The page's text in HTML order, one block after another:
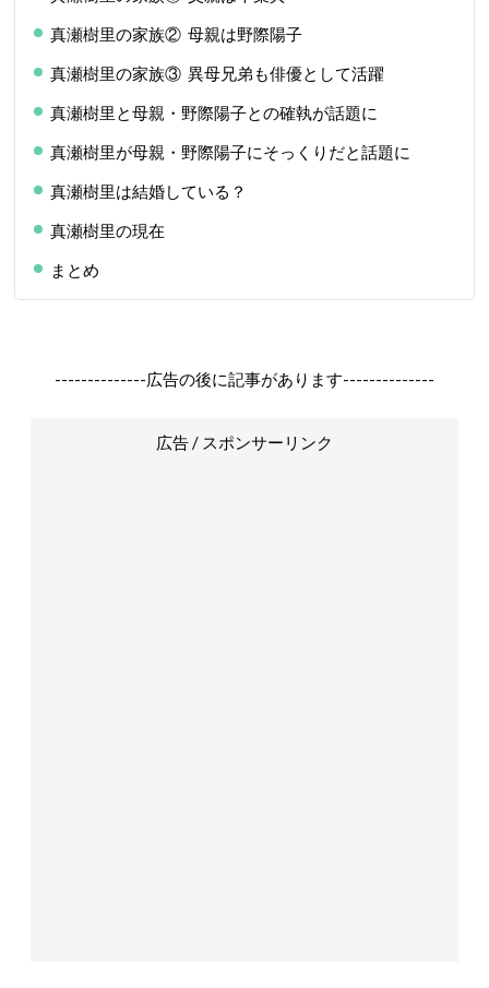
真瀬樹里の家族② 母親は野際陽子
真瀬樹里の家族③ 異母兄弟も俳優として活躍
真瀬樹里と母親・野際陽子との確執が話題に
真瀬樹里が母親・野際陽子にそっくりだと話題に
真瀬樹里は結婚している？
真瀬樹里の現在
まとめ
--------------広告の後に記事があります--------------
広告 / スポンサーリンク